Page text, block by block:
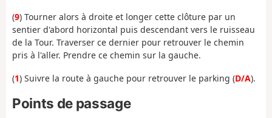
(9) Tourner alors à droite et longer cette clôture par un
sentier d'abord horizontal puis descendant vers le ruisseau
de la Tour. Traverser ce dernier pour retrouver le chemin
pris à l'aller. Prendre ce chemin sur la gauche.
(1) Suivre la route à gauche pour retrouver le parking (D/A).
Points de passage